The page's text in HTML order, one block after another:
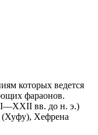
которых ведется
фараонов.
вв. до н. э.)
(Хуфу), Хефрена